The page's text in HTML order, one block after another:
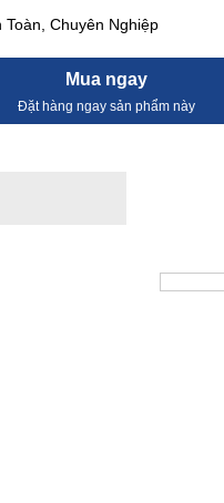
Chuyên Nghiệp
Mua ngay